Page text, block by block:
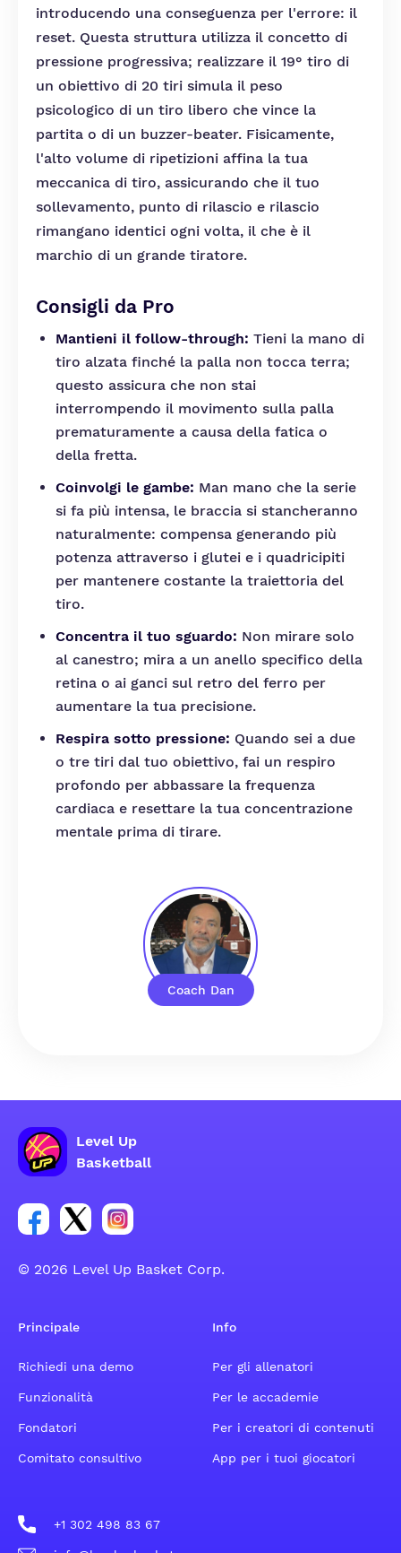
Coach Dan
introducendo una conseguenza per l'errore: il
reset. Questa struttura utilizza il concetto di
pressione progressiva; realizzare il 19° tiro di
un obiettivo di 20 tiri simula il peso
psicologico di un tiro libero che vince la
partita o di un buzzer-beater. Fisicamente,
l'alto volume di ripetizioni affina la tua
meccanica di tiro, assicurando che il tuo
sollevamento, punto di rilascio e rilascio
rimangano identici ogni volta, il che è il
marchio di un grande tiratore.
Consigli da Pro
Mantieni il follow-through: Tieni la mano di
tiro alzata finché la palla non tocca terra;
questo assicura che non stai
interrompendo il movimento sulla palla
prematuramente a causa della fatica o
della fretta.
Coinvolgi le gambe: Man mano che la serie
si fa più intensa, le braccia si stancheranno
naturalmente: compensa generando più
potenza attraverso i glutei e i quadricipiti
per mantenere costante la traiettoria del
tiro.
Concentra il tuo sguardo: Non mirare solo
al canestro; mira a un anello specifico della
retina o ai ganci sul retro del ferro per
aumentare la tua precisione.
Respira sotto pressione: Quando sei a due
o tre tiri dal tuo obiettivo, fai un respiro
profondo per abbassare la frequenza
cardiaca e resettare la tua concentrazione
mentale prima di tirare.
Level Up
Basketball
Link per il gruppo social dell'account Facebook
Link per il gruppo social dell'account Tweeter
Link per il gruppo social dell'account
© 2026 Level Up Basket Corp.
Principale
Richiedi una demo
Funzionalità
Fondatori
Comitato consultivo
Info
Per gli allenatori
Per le accademie
Per i creatori di contenuti
App per i tuoi giocatori
+1 302 498 83 67